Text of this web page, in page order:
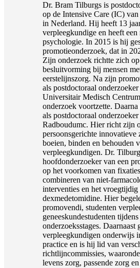
Dr. Bram Tilburgs is
op de Intensive Care (IC)
in Nederland. Hij heeft 13
verpleegkundige en heeft een
psychologie. In 2015 is hij
promotieonderzoek, dat in
Zijn onderzoek richtte zich
besluitvorming bij mensen
eerstelijnszorg. Na zijn
als postdoctoraal
Universitair Medisch
onderzoek voortzette.
als postdoctoraal
Radboudumc. Hier richt zijn
persoonsgerichte innovatieve
boeien, binden en behouden
verpleegkundigen. Dr.
hoofdonderzoeker van een
op het voorkomen van
combineren van niet-
interventies en het
dexmedetomidine. Hier
promovendi, studenten
geneeskundestudenten
onderzoeksstages. Daarnaast
verpleegkundigen onderwijs
practice en is hij lid van
richtlijncommissies,
levens zorg, passende zorg